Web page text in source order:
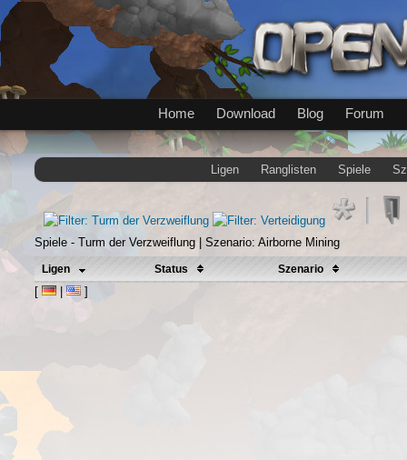
Home Download Blog Forum
Ligen Ranglisten Spiele
Spiele - Turm der Verzweiflung | Szenario: Airborne Mining
Ligen Status Szenario
[ | ]